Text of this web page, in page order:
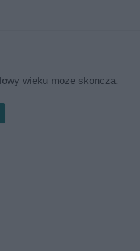
wieku moze skoncza.